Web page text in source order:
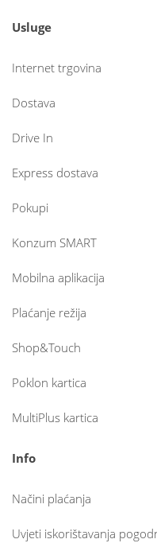
Usluge
Internet trgovina
Dostava
Drive In
Express dostava
Pokupi
Konzum SMART
Mobilna aplikacija
Plaćanje režija
Shop&Touch
Poklon kartica
MultiPlus kartica
Info
Načini plaćanja
Uvjeti iskorištavanja